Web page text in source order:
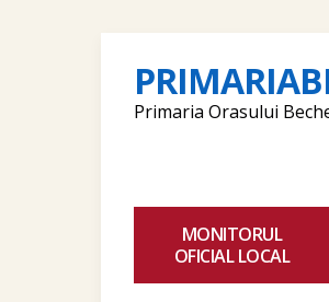
Primaria Orasului
MONITORUL
OFICIAL LOCAL